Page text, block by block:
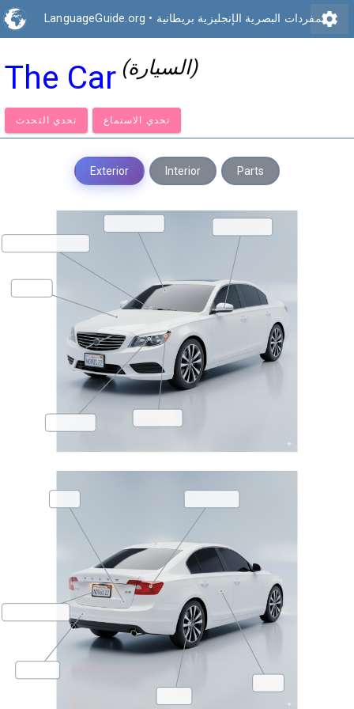
LanguageGuide.org • المفردات البصرية الإنجليزية بريطانيةsettings
The Car (السيارة)
تحدي التحدث تحدي الاستماع
Exterior Interior Parts